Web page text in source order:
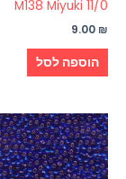
0/M138 Miyuki 11
9.00 ₪
הוספה לסל